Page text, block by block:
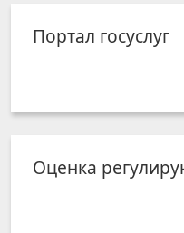
Портал госуслуг
Оценка